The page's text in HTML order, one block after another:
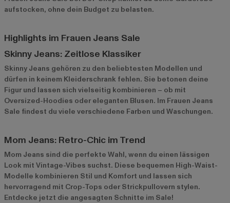
aufstocken, ohne dein Budget zu belasten.
Highlights im Frauen Jeans Sale
Skinny Jeans: Zeitlose Klassiker
Skinny Jeans gehören zu den beliebtesten Modellen und
dürfen in keinem Kleiderschrank fehlen. Sie betonen deine
Figur und lassen sich vielseitig kombinieren – ob mit
Oversized-Hoodies oder eleganten Blusen. Im Frauen Jeans
Sale findest du viele verschiedene Farben und Waschungen.
Mom Jeans: Retro-Chic im Trend
Mom Jeans sind die perfekte Wahl, wenn du einen lässigen
Look mit Vintage-Vibes suchst. Diese bequemen High-Waist-
Modelle kombinieren Stil und Komfort und lassen sich
hervorragend mit Crop-Tops oder Strickpullovern stylen.
Entdecke jetzt die angesagten Schnitte im Sale!